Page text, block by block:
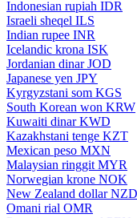
Indonesian rupiah IDR
Israeli sheqel ILS
Indian rupee INR
Icelandic krona ISK
Jordanian dinar JOD
Japanese yen JPY
Kyrgyzstani som KGS
South Korean won KRW
Kuwaiti dinar KWD
Kazakhstani tenge KZT
Mexican peso MXN
Malaysian ringgit MYR
Norwegian krone NOK
New Zealand dollar NZD
Omani rial OMR